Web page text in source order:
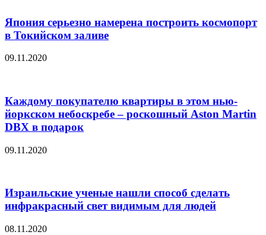
Япония серьезно намерена построить космопорт
в Токийском заливе
09.11.2020
Каждому покупателю квартиры в этом нью-
йоркском небоскребе – роскошный Aston Martin
DBX в подарок
09.11.2020
Израильские ученые нашли способ сделать
инфракрасный свет видимым для людей
08.11.2020